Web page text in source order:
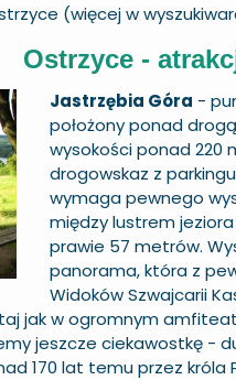
(więcej w
Ostrzyce -
Jastrzębia Góra -
położony ponad
wysokości ponad 220
drogowskaz z
wymaga pewnego
między lustrem
prawie 57 metrów.
panorama, która z
Widoków Szwajcarii
jak w ogromnym
jeszcze ciekawostkę -
170 lat temu przez króla